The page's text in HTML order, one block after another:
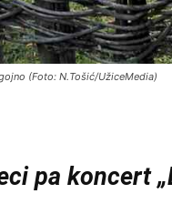
(Foto: N.Tošić/UžiceMedia)
pa koncert